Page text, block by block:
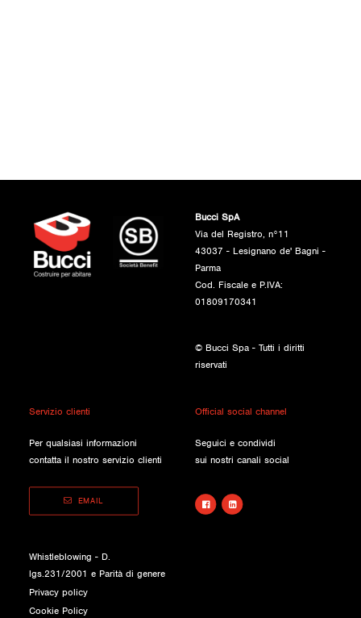
Bucci SpA
Via del Registro, n°11
43037 - Lesignano de' Bagni -
Parma
Cod. Fiscale e P.IVA:
01809170341
© Bucci Spa - Tutti i diritti
riservati
Servizio clienti
Per qualsiasi informazioni
contatta il nostro servizio clienti
EMAIL
Official social channel
Seguici e condividi
sui nostri canali social
Whistleblowing - D.
lgs.231/2001 e Parità di genere
Privacy policy
Cookie Policy